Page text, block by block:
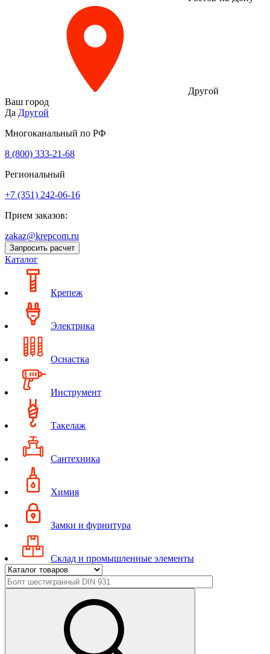
Другой
Ваш город
Да Другой
Многоканальный по РФ
8 (800) 333‑21-68
Региональный
+7 (351) 242-06-16
Прием заказов:
zakaz@krepcom.ru
Запросить расчет
Каталог
Крепеж
Электрика
Оснастка
Инструмент
Такелаж
Сантехника
Химия
Замки и фурнитура
Склад и промышленные элементы